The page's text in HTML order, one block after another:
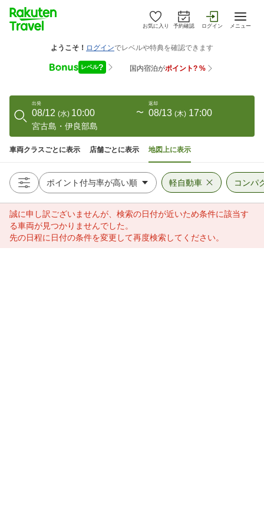
お気に入り 予約確認 ログイン メニュー
出発
08/12 (水) 10:00 〜
返却
08/13 (木) 17:00
宮古島・伊良部島
車両クラスごとに表示 店舗ごとに表示 地図上に表示
軽自動車 コンパ
誠に申し訳ございませんが、検索の日付が近いため条件に該当す
る車両が見つかりませんでした。
先の日程に日付の条件を変更して再度検索してください。